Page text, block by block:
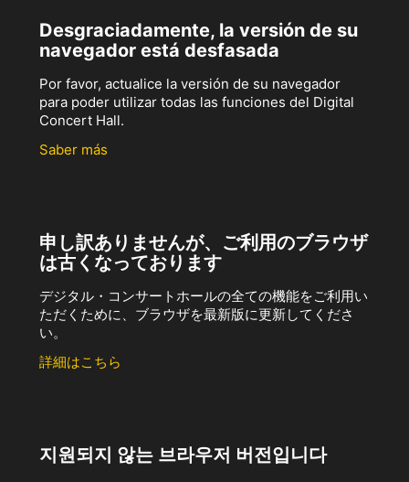
Desgraciadamente, la versión de su
navegador está desfasada
Por favor, actualice la versión de su navegador
para poder utilizar todas las funciones del Digital
Concert Hall.
Saber más
申し訳ありませんが、ご利用のブラウザ
は古くなっております
デジタル・コンサートホールの全ての機能をご利用い
ただくために、ブラウザを最新版に更新してくださ
い。
詳細はこちら
지원되지 않는 브라우저 버전입니다